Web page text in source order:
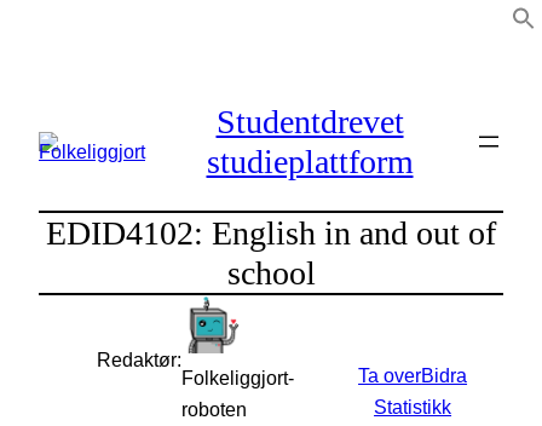
Studentdrevet
studieplattform
EDID4102: English in and out of
school
Redaktør:
Folkeliggjort-
roboten
Ta overBidra
Statistikk